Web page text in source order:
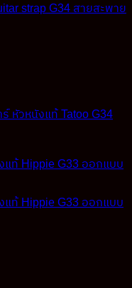
หัวหนังแท้ Tatoo G34